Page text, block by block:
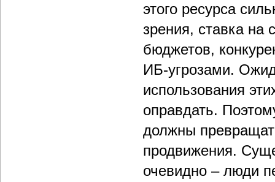
этого ресурса
зрения, ставка на
бюджетов,
ИБ-угрозами.
использования
оправдать.
должны
продвижения.
очевидно – люди